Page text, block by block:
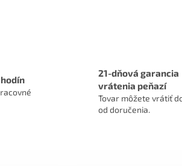
21-dňová garancia
vrátenia peňazí
Tovar môžete vrátiť
od doručenia.